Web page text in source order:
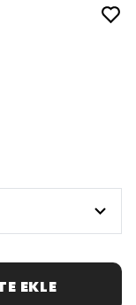
EKLE